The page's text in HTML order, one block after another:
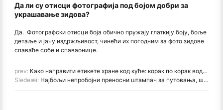
Да ли су отисци фотографија под бојом добри за
украшавање зидова?
Да. Фотографски отисци боја обично пружају глаткију боју, боље
детаље и јачу издржљивост, чинећи их погодним за фото зидове
спаваће собе и спаваонице.
prev: Како направити етикете хране код куће: корак по корак водич за мала прехрамбена предузећа
Sledeæi: Најбољи непробојни преносни штампач за путовања, школу и мобилне радове: Ханин МТ620 Про Ревиев